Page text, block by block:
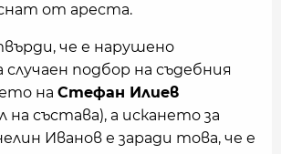
от ареста.
че е нарушено
случаен подбор на съдебния
на Стефан Илиев
на състава), а искането за
Иванов е заради това, че е